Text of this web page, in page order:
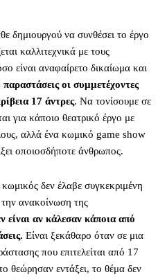
δημιουργού να συνθέσει το έργο
καλλιτεχνικά με τους
είναι αναφαίρετο δικαίωμα και
παραστάσεις οι συμμετέχοντες
17 άντρες. Να τονίσουμε σε
για κάποιο θεατρικό έργο με
αλλά ένα κωμικό game show
οποιοσδήποτε άνθρωπος.
δεν έλαβε συγκεκριμένη
ανακοίνωση της
είναι αν κάλεσαν κάποια από
Είναι ξεκάθαρο όταν σε μια
που επιτελείται από 17
θεώρησαν εντάξει, το θέμα δεν